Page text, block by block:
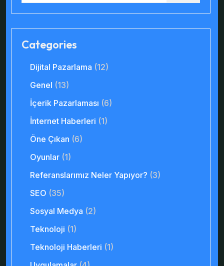
Categories
Dijital Pazarlama (12)
Genel (13)
İçerik Pazarlaması (6)
İnternet Haberleri (1)
Öne Çıkan (6)
Oyunlar (1)
Referanslarımız Neler Yapıyor? (3)
SEO (35)
Sosyal Medya (2)
Teknoloji (1)
Teknoloji Haberleri (1)